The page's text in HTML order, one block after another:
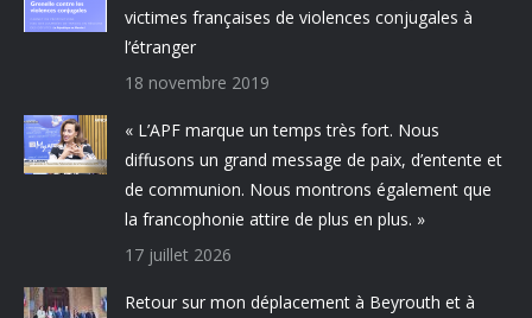
victimes françaises de violences conjugales à
l’étranger
18 novembre 2019
« L’APF marque un temps très fort. Nous
diffusons un grand message de paix, d’entente et
de communion. Nous montrons également que
la francophonie attire de plus en plus. »
17 juillet 2026
Retour sur mon déplacement à Beyrouth et à